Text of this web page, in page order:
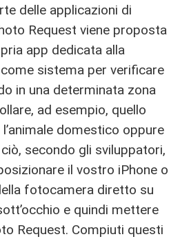
delle applicazioni di
Request viene proposta
app dedicata alla
sistema per verificare
in una determinata zona
ad esempio, quello
domestico oppure
secondo gli sviluppatori,
il vostro iPhone o
fotocamera diretto su
e quindi mettere
Request. Compiuti questi